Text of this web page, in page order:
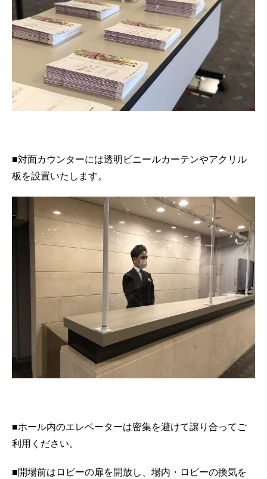
■対面カウンターには透明ビニールカーテンやアクリル
板を設置いたします。
■ホール内のエレベーターは密集を避けて譲り合ってご
利用ください。
■開場前はロビーの扉を開放し、場内・ロビーの換気を